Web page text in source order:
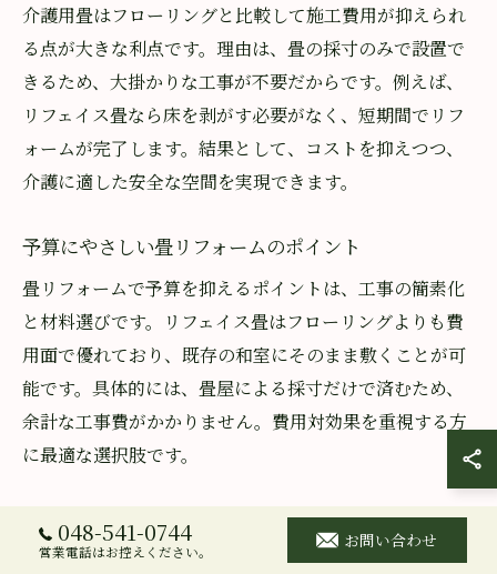
介護用畳はフローリングと比較して施工費用が抑えられ
る点が大きな利点です。理由は、畳の採寸のみで設置で
きるため、大掛かりな工事が不要だからです。例えば、
リフェイス畳なら床を剥がす必要がなく、短期間でリフ
ォームが完了します。結果として、コストを抑えつつ、
介護に適した安全な空間を実現できます。
予算にやさしい畳リフォームのポイント
畳リフォームで予算を抑えるポイントは、工事の簡素化
と材料選びです。リフェイス畳はフローリングよりも費
用面で優れており、既存の和室にそのまま敷くことが可
能です。具体的には、畳屋による採寸だけで済むため、
余計な工事費がかかりません。費用対効果を重視する方
に最適な選択肢です。
介護リフォームの費用を抑える工夫
介護リフォームの費用を抑えるには、必要最小限の施工
048-541-0744
営業電話はお控えください。
お問い合わせ